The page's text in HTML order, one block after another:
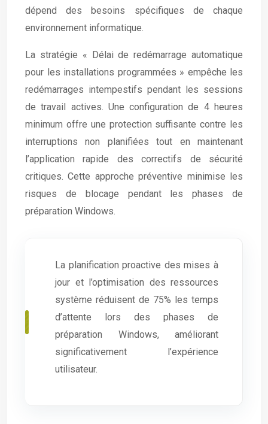
dépend des besoins spécifiques de chaque
environnement informatique.
La stratégie « Délai de redémarrage automatique
pour les installations programmées » empêche les
redémarrages intempestifs pendant les sessions
de travail actives. Une configuration de 4 heures
minimum offre une protection suffisante contre les
interruptions non planifiées tout en maintenant
l’application rapide des correctifs de sécurité
critiques. Cette approche préventive minimise les
risques de blocage pendant les phases de
préparation Windows.
La planification proactive des mises à
jour et l’optimisation des ressources
système réduisent de 75% les temps
d’attente lors des phases de
préparation Windows, améliorant
significativement l’expérience
utilisateur.